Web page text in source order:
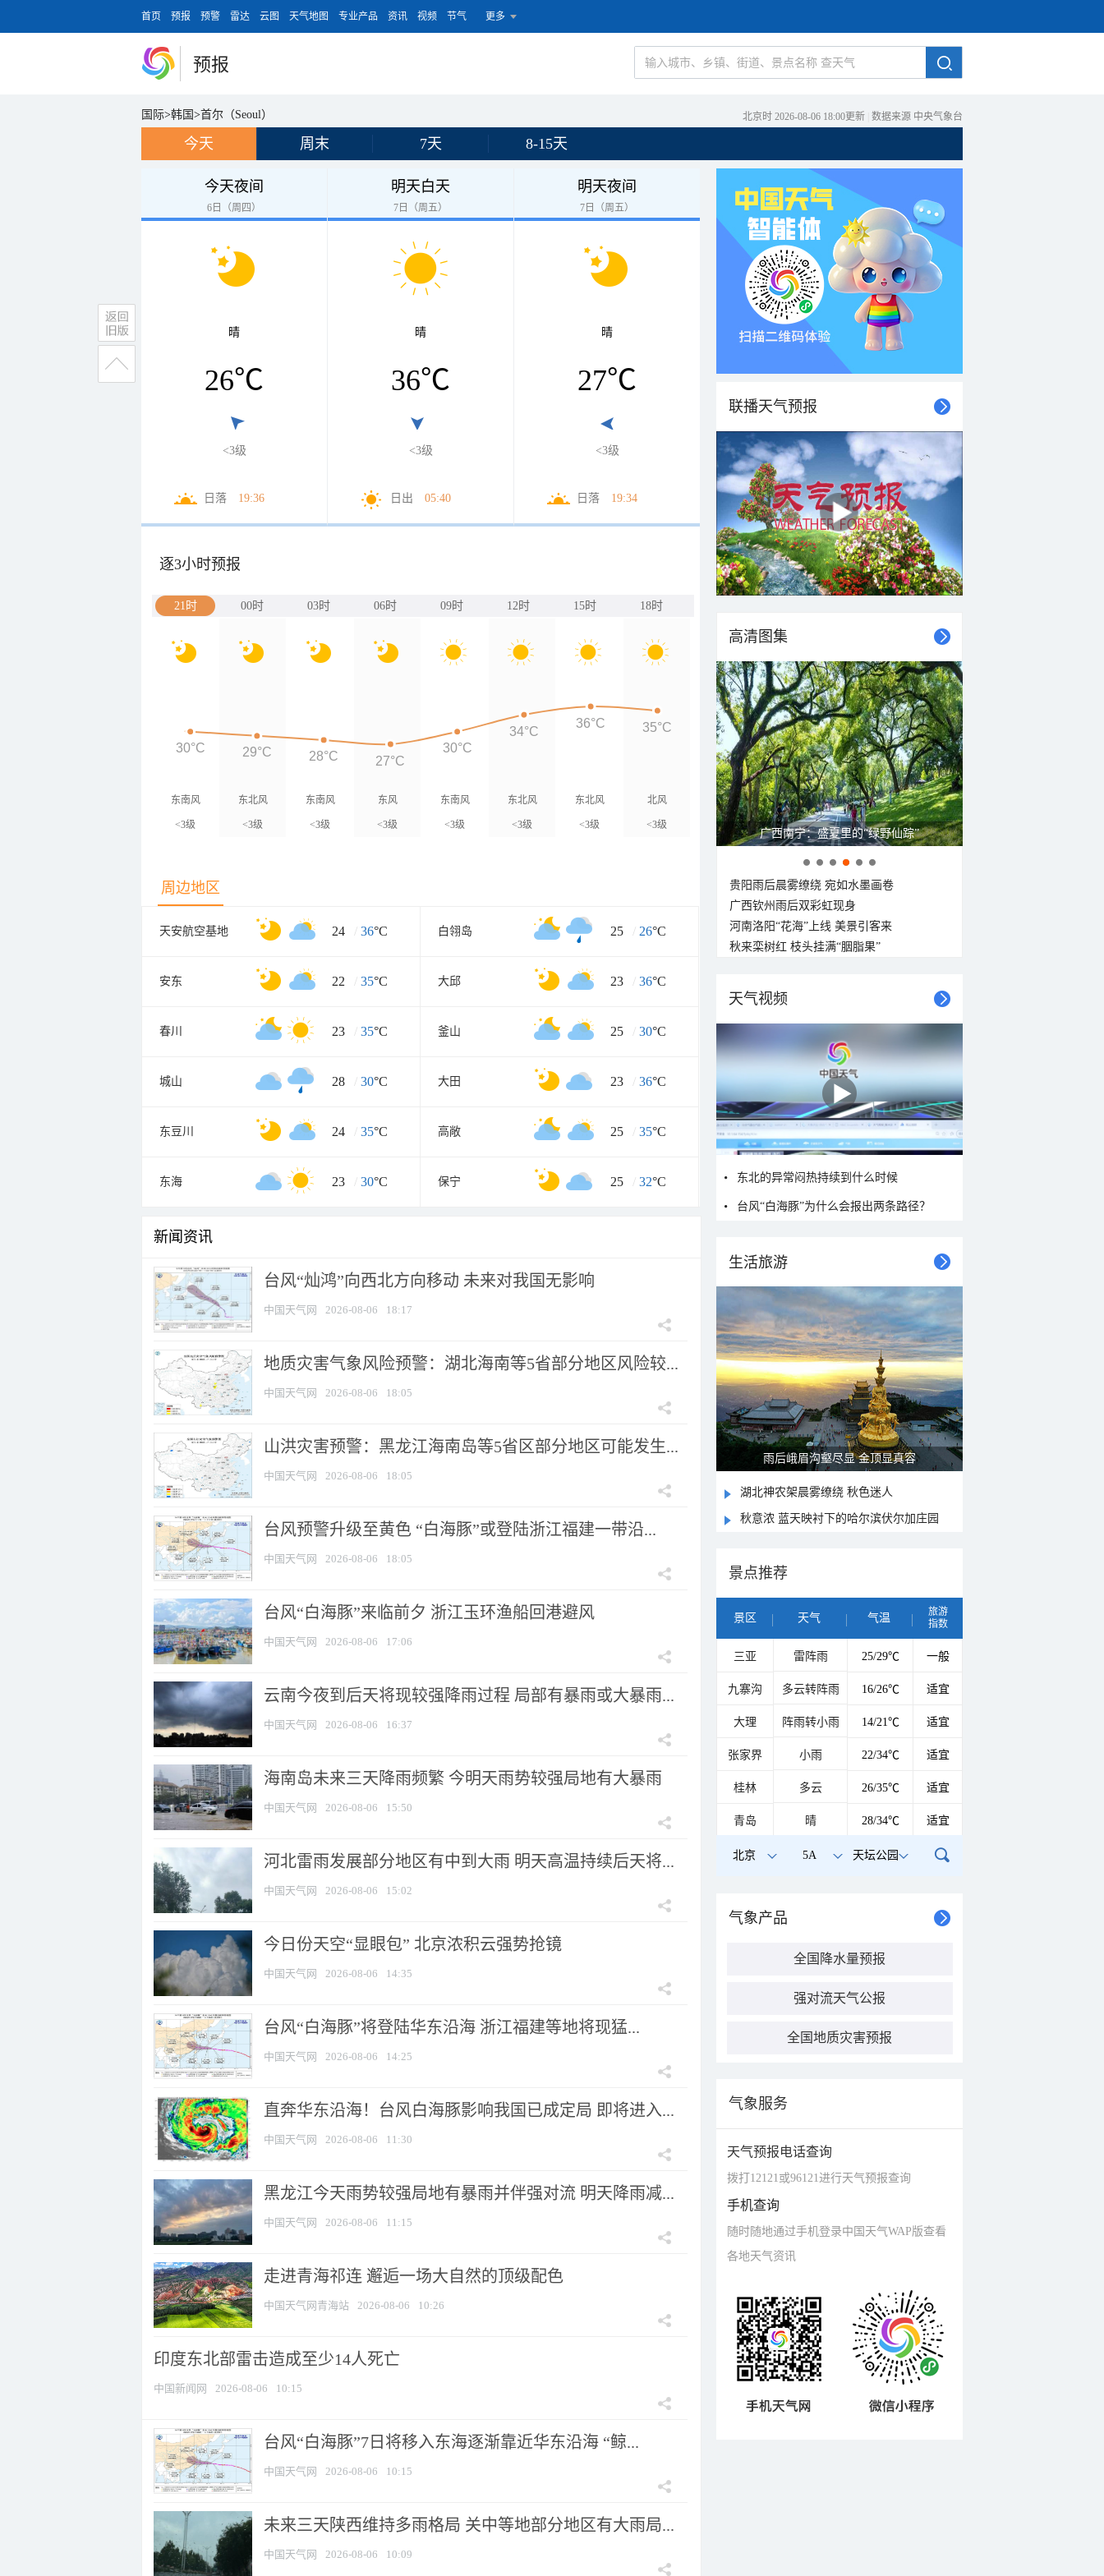
首页 预报 预警 雷达 云图 天气地图 专业产品 资讯 视频 节气 更多
预报
国际>韩国 >首尔（Seoul） 北京时 2026-08-06 18:00更新 数据来源 中央气象台
今天 周末 7天 8-15天
今天夜间
6日（周四）
晴
26℃
<3级
日落 19:36
明天白天
7日（周五）
晴
36℃
<3级
日出 05:40
明天夜间
7日（周五）
晴
27℃
<3级
日落 19:34
逐3小时预报
21时 00时 03时 06时 09时 12时 15时 18时
东南风
<3级
东北风
<3级
东南风
<3级
东风
<3级
东南风
<3级
东北风
<3级
东北风
<3级
北风
<3级
30°C 29°C 28°C 27°C
30°C
34°C
36°C 35°C
周边地区
天安航空基地 24 / 36°C 白翎岛 25 / 26°C
安东 22 / 35°C 大邱 23 / 36°C
春川 23 / 35°C 釜山 25 / 30°C
城山 28 / 30°C 大田 23 / 36°C
东豆川 24 / 35°C 高敞 25 / 35°C
东海 23 / 30°C 保宁 25 / 32°C
新闻资讯
台风“灿鸿”向西北方向移动 未来对我国无影响
中国天气网 2026-08-06 18:17
地质灾害气象风险预警：湖北海南等5省部分地区风险较...
中国天气网 2026-08-06 18:05
山洪灾害预警：黑龙江海南岛等5省区部分地区可能发生...
中国天气网 2026-08-06 18:05
台风预警升级至黄色 “白海豚”或登陆浙江福建一带沿...
中国天气网 2026-08-06 18:05
台风“白海豚”来临前夕 浙江玉环渔船回港避风
中国天气网 2026-08-06 17:06
云南今夜到后天将现较强降雨过程 局部有暴雨或大暴雨...
中国天气网 2026-08-06 16:37
海南岛未来三天降雨频繁 今明天雨势较强局地有大暴雨
中国天气网 2026-08-06 15:50
河北雷雨发展部分地区有中到大雨 明天高温持续后天将...
中国天气网 2026-08-06 15:02
今日份天空“显眼包” 北京浓积云强势抢镜
中国天气网 2026-08-06 14:35
台风“白海豚”将登陆华东沿海 浙江福建等地将现猛...
中国天气网 2026-08-06 14:25
直奔华东沿海！台风白海豚影响我国已成定局 即将进入...
中国天气网 2026-08-06 11:30
黑龙江今天雨势较强局地有暴雨并伴强对流 明天降雨减...
中国天气网 2026-08-06 11:15
走进青海祁连 邂逅一场大自然的顶级配色
中国天气网青海站 2026-08-06 10:26
印度东北部雷击造成至少14人死亡
中国新闻网 2026-08-06 10:15
台风“白海豚”7日将移入东海逐渐靠近华东沿海 “鲸...
中国天气网 2026-08-06 10:15
未来三天陕西维持多雨格局 关中等地部分地区有大雨局...
中国天气网 2026-08-06 10:09
联播天气预报
高清图集
广西南宁：盛夏里的“绿野仙踪”
贵阳雨后晨雾缭绕 宛如水墨画卷
广西钦州雨后双彩虹现身
河南洛阳“花海”上线 美景引客来
秋来栾树红 枝头挂满“胭脂果”
天气视频
东北的异常闷热持续到什么时候
台风“白海豚”为什么会报出两条路径？
生活旅游
雨后峨眉沟壑尽显 金顶显真容
湖北神农架晨雾缭绕 秋色迷人
秋意浓 蓝天映衬下的哈尔滨伏尔加庄园
景点推荐
景区 天气 气温
旅游
指数
三亚 雷阵雨 25/29℃ 一般
九寨沟 多云转阵雨 16/26℃ 适宜
大理 阵雨转小雨 14/21℃ 适宜
张家界 小雨 22/34℃ 适宜
桂林 多云 26/35℃ 适宜
青岛 晴 28/34℃ 适宜
北京 5A 天坛公园
气象产品
全国降水量预报
强对流天气公报
全国地质灾害预报
气象服务
天气预报电话查询
拨打12121或96121进行天气预报查询
手机查询
随时随地通过手机登录中国天气WAP版查看
各地天气资讯